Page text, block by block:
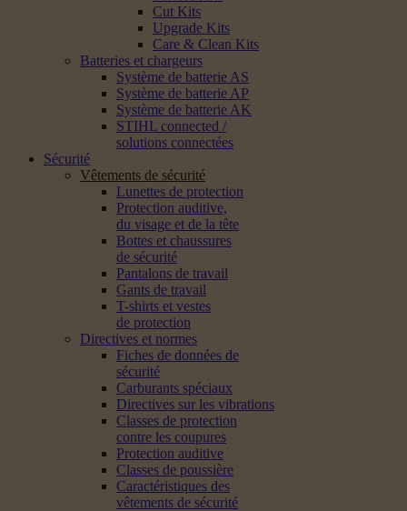
Cut Kits
Upgrade Kits
Care & Clean Kits
Batteries et chargeurs
Système de batterie AS
Système de batterie AP
Système de batterie AK
STIHL connected /
solutions connectées
Sécurité
Vêtements de sécurité
Lunettes de protection
Protection auditive,
du visage et de la tête
Bottes et chaussures
de sécurité
Pantalons de travail
Gants de travail
T-shirts et vestes
de protection
Directives et normes
Fiches de données de
sécurité
Carburants spéciaux
Directives sur les vibrations
Classes de protection
contre les coupures
Protection auditive
Classes de poussière
Caractéristiques des
vêtements de sécurité